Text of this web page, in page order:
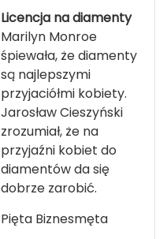
Licencja na diamenty
Marilyn Monroe
śpiewała, że diamenty
są najlepszymi
przyjaciółmi kobiety.
Jarosław Cieszyński
zrozumiał, że na
przyjaźni kobiet do
diamentów da się
dobrze zarobić.
Pięta Biznesmęta